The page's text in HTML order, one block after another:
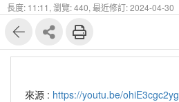
長度: 11:11, 瀏覽: 440, 最近修訂: 2024-04-30
來源 : https://youtu.be/ohiE3cgc2yg